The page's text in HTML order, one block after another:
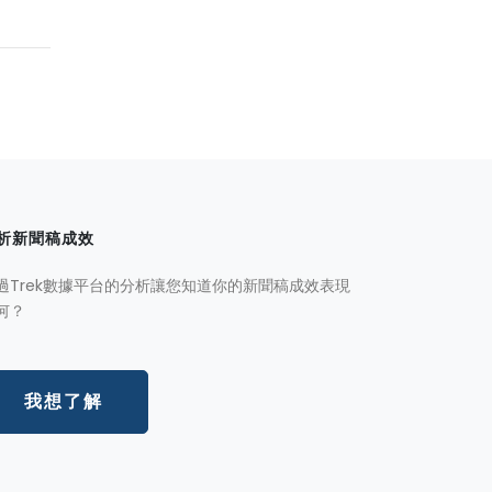
新聞稿成效
Trek數據平台的分析讓您知道你的新聞稿成效表現
？
我想了解